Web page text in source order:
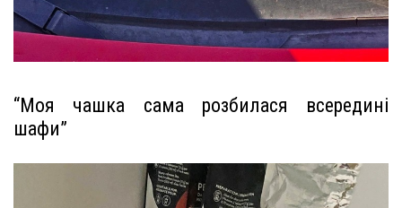
“Моя чашка сама розбилася всередині
шафи”